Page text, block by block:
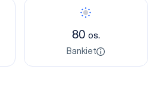
Bankiet
80 os.
Bankiet